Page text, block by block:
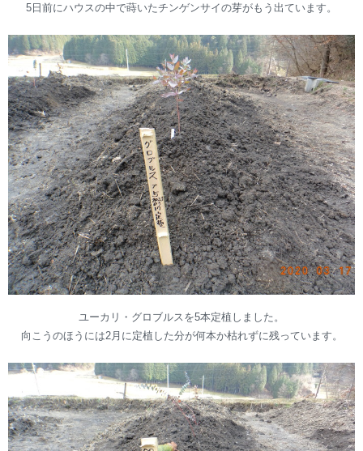
5日前にハウスの中で蒔いたチンゲンサイの芽がもう出ています。
ユーカリ・グロブルスを5本定植しました。
向こうのほうには2月に定植した分が何本か枯れずに残っています。